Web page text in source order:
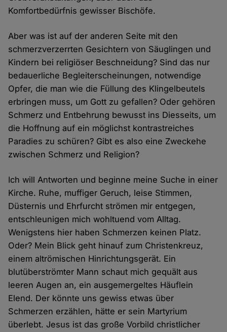
Komfortbedürfnis gewisser Bischöfe.
Aber was ist auf der anderen Seite mit den
schmerzverzerrten Gesichtern von Säuglingen und
Kindern bei religiöser Beschneidung? Sind das nur
bedauerliche Begleiterscheinungen, notwendige
Opfer, die man wie die Füllung des Klingelbeutels
erbringen muss, um Gott zu gefallen? Oder gehören
Schmerz und Entbehrung bewusst ins Diesseits, um
die Hoffnung auf ein möglichst kontrastreiches
Paradies zu schüren? Gibt es also eine Zweckehe
zwischen Schmerz und Religion?
Ich will Antworten und beginne meine Suche in einer
Kirche. Ruhe, muffiger Geruch, leise Stimmen,
Düsternis und Ehrfurcht strömen mir entgegen,
entschleunigen mich wohltuend vom Alltag.
Wenigstens hier haben Schmerzen keinen Platz.
Oder? Mein Blick geht hinauf zum Christenkreuz,
einem altrömischen Hinrichtungsgerät. Ein
blutüberströmter Mann schaut mich gequält aus
leeren Augen an, ein ausgemergeltes Häuflein
Elend. Der könnte uns gewiss etwas über
Schmerzen erzählen, hätte er sein Martyrium
überlebt. Jesus ist das große Vorbild christlicher